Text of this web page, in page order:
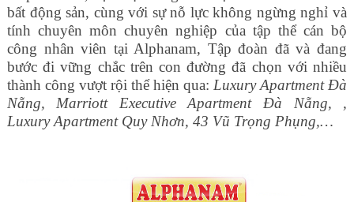
bất động sản, cùng với sự nỗ lực không ngừng nghỉ và
tính chuyên môn chuyên nghiệp của tập thể cán bộ
công nhân viên tại Alphanam, Tập đoàn đã và đang
bước đi vững chắc trên con đường đã chọn với nhiều
thành công vượt rội thể hiện qua: Luxury Apartment Đà
Nẵng, Marriott Executive Apartment Đà Nẵng, ,
Luxury Apartment Quy Nhơn, 43 Vũ Trọng Phụng,…